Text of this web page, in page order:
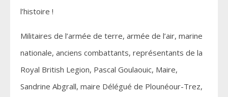
l’histoire !
Militaires de l’armée de terre, armée de l’air, marine
nationale, anciens combattants, représentants de la
Royal British Legion, Pascal Goulaouic, Maire,
Sandrine Abgrall, maire Délégué de Plounéour-Trez,